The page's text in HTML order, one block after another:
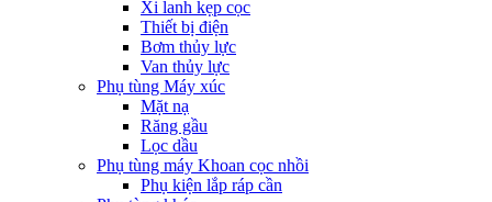
Xi lanh kẹp cọc
Thiết bị điện
Bơm thủy lực
Van thủy lực
Phụ tùng Máy xúc
Mặt nạ
Răng gầu
Lọc dầu
Phụ tùng máy Khoan cọc nhồi
Phụ kiện lắp ráp cần